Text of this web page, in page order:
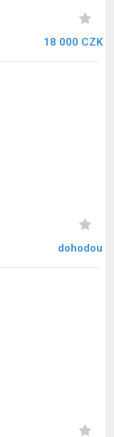
18 000 CZK
dohodou